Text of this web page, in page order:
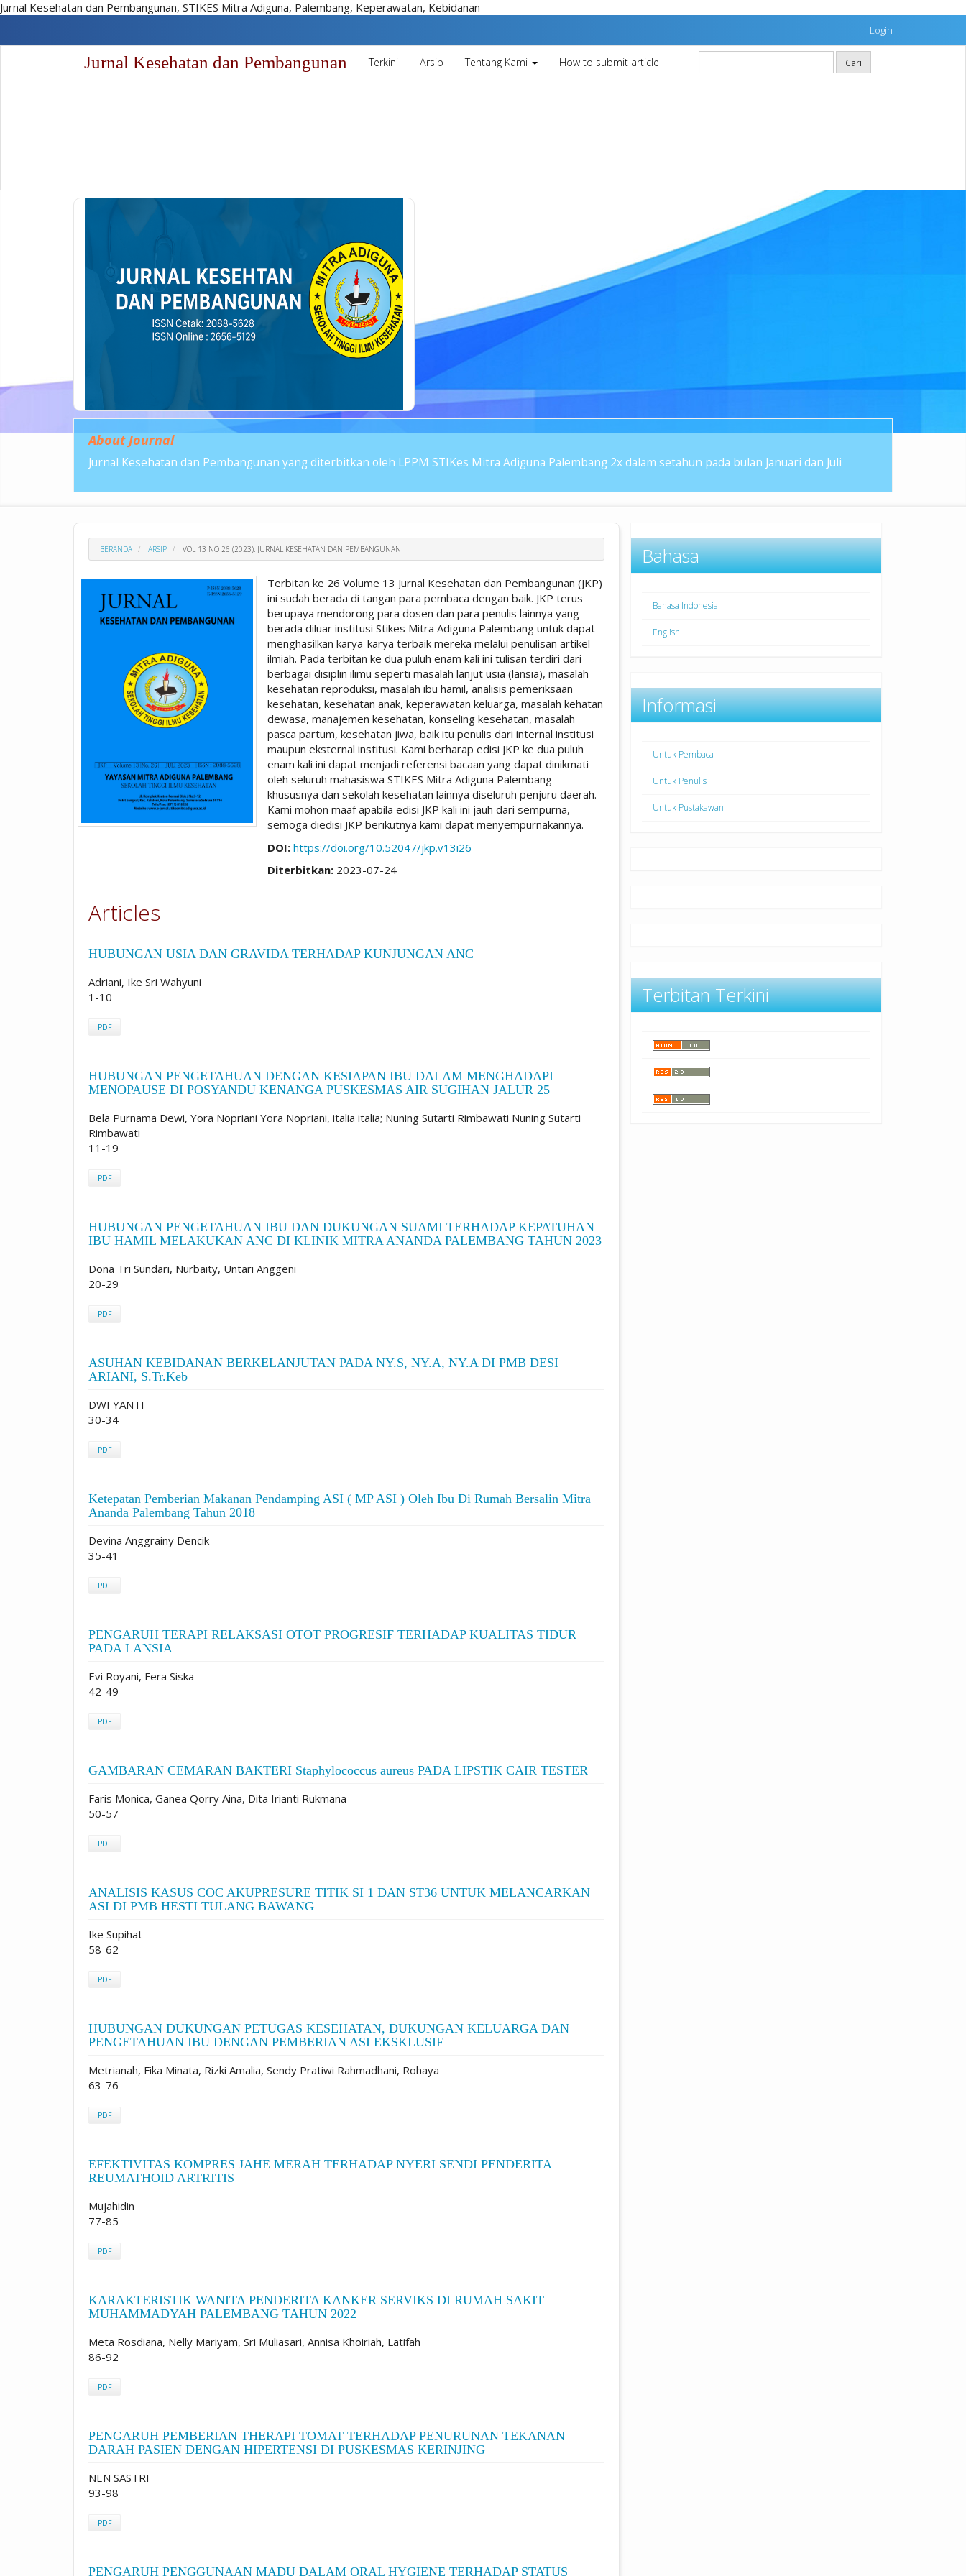
Jurnal Kesehatan dan Pembangunan, STIKES Mitra Adiguna, Palembang, Keperawatan, Kebidanan
Login
Jurnal Kesehatan dan Pembangunan Terkini Arsip Tentang Kami How to submit article Cari
About Journal
Jurnal Kesehatan dan Pembangunan yang diterbitkan oleh LPPM STIKes Mitra Adiguna Palembang 2x dalam setahun pada bulan Januari dan Juli
BERANDA ARSIP VOL 13 NO 26 (2023): JURNAL KESEHATAN DAN PEMBANGUNAN
Terbitan ke 26 Volume 13 Jurnal Kesehatan dan Pembangunan (JKP)
ini sudah berada di tangan para pembaca dengan baik. JKP terus
berupaya mendorong para dosen dan para penulis lainnya yang
berada diluar institusi Stikes Mitra Adiguna Palembang untuk dapat
menghasilkan karya-karya terbaik mereka melalui penulisan artikel
ilmiah. Pada terbitan ke dua puluh enam kali ini tulisan terdiri dari
berbagai disiplin ilimu seperti masalah lanjut usia (lansia), masalah
kesehatan reproduksi, masalah ibu hamil, analisis pemeriksaan
kesehatan, kesehatan anak, keperawatan keluarga, masalah kehatan
dewasa, manajemen kesehatan, konseling kesehatan, masalah
pasca partum, kesehatan jiwa, baik itu penulis dari internal institusi
maupun eksternal institusi. Kami berharap edisi JKP ke dua puluh
enam kali ini dapat menjadi referensi bacaan yang dapat dinikmati
oleh seluruh mahasiswa STIKES Mitra Adiguna Palembang
khususnya dan sekolah kesehatan lainnya diseluruh penjuru daerah.
Kami mohon maaf apabila edisi JKP kali ini jauh dari sempurna,
semoga diedisi JKP berikutnya kami dapat menyempurnakannya.
DOI:https://doi.org/10.52047/jkp.v13i26
Diterbitkan: 2023-07-24
Articles
HUBUNGAN USIA DAN GRAVIDA TERHADAP KUNJUNGAN ANC
Adriani, Ike Sri Wahyuni
1-10
PDF
HUBUNGAN PENGETAHUAN DENGAN KESIAPAN IBU DALAM MENGHADAPI
MENOPAUSE DI POSYANDU KENANGA PUSKESMAS AIR SUGIHAN JALUR 25
Bela Purnama Dewi, Yora Nopriani Yora Nopriani, italia italia; Nuning Sutarti Rimbawati Nuning Sutarti
Rimbawati
11-19
PDF
HUBUNGAN PENGETAHUAN IBU DAN DUKUNGAN SUAMI TERHADAP KEPATUHAN
IBU HAMIL MELAKUKAN ANC DI KLINIK MITRA ANANDA PALEMBANG TAHUN 2023
Dona Tri Sundari, Nurbaity, Untari Anggeni
20-29
PDF
ASUHAN KEBIDANAN BERKELANJUTAN PADA NY.S, NY.A, NY.A DI PMB DESI
ARIANI, S.Tr.Keb
DWI YANTI
30-34
PDF
Ketepatan Pemberian Makanan Pendamping ASI ( MP ASI ) Oleh Ibu Di Rumah Bersalin Mitra
Ananda Palembang Tahun 2018
Devina Anggrainy Dencik
35-41
PDF
PENGARUH TERAPI RELAKSASI OTOT PROGRESIF TERHADAP KUALITAS TIDUR
PADA LANSIA
Evi Royani, Fera Siska
42-49
PDF
GAMBARAN CEMARAN BAKTERI Staphylococcus aureus PADA LIPSTIK CAIR TESTER
Faris Monica, Ganea Qorry Aina, Dita Irianti Rukmana
50-57
PDF
ANALISIS KASUS COC AKUPRESURE TITIK SI 1 DAN ST36 UNTUK MELANCARKAN
ASI DI PMB HESTI TULANG BAWANG
Ike Supihat
58-62
PDF
HUBUNGAN DUKUNGAN PETUGAS KESEHATAN, DUKUNGAN KELUARGA DAN
PENGETAHUAN IBU DENGAN PEMBERIAN ASI EKSKLUSIF
Metrianah, Fika Minata, Rizki Amalia, Sendy Pratiwi Rahmadhani, Rohaya
63-76
PDF
EFEKTIVITAS KOMPRES JAHE MERAH TERHADAP NYERI SENDI PENDERITA
REUMATHOID ARTRITIS
Mujahidin
77-85
PDF
KARAKTERISTIK WANITA PENDERITA KANKER SERVIKS DI RUMAH SAKIT
MUHAMMADYAH PALEMBANG TAHUN 2022
Meta Rosdiana, Nelly Mariyam, Sri Muliasari, Annisa Khoiriah, Latifah
86-92
PDF
PENGARUH PEMBERIAN THERAPI TOMAT TERHADAP PENURUNAN TEKANAN
DARAH PASIEN DENGAN HIPERTENSI DI PUSKESMAS KERINJING
NEN SASTRI
93-98
PDF
PENGARUH PENGGUNAAN MADU DALAM ORAL HYGIENE TERHADAP STATUS
Bahasa
Bahasa Indonesia
English
Informasi
Untuk Pembaca
Untuk Penulis
Untuk Pustakawan
Terbitan Terkini